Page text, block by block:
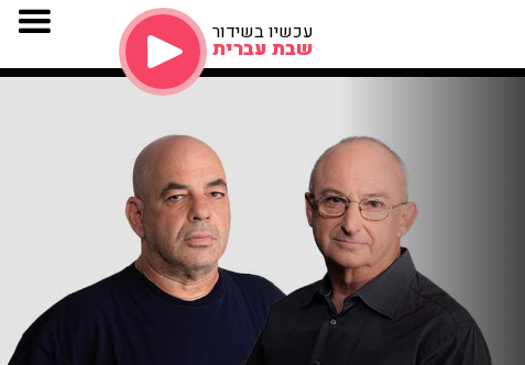
עכשיו בשידור
שבת עברית